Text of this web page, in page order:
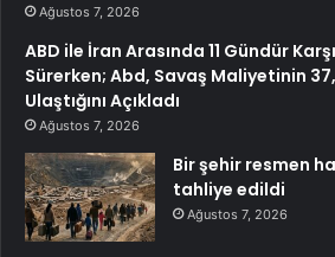
Ağustos 7, 2026
ABD ile İran Arasında 11 Gündür
Sürerken; Abd, Savaş Maliyetinin
Ulaştığını Açıkladı
Ağustos 7, 2026
Bir şehir resmen
tahliye edildi
Ağustos 7, 2026